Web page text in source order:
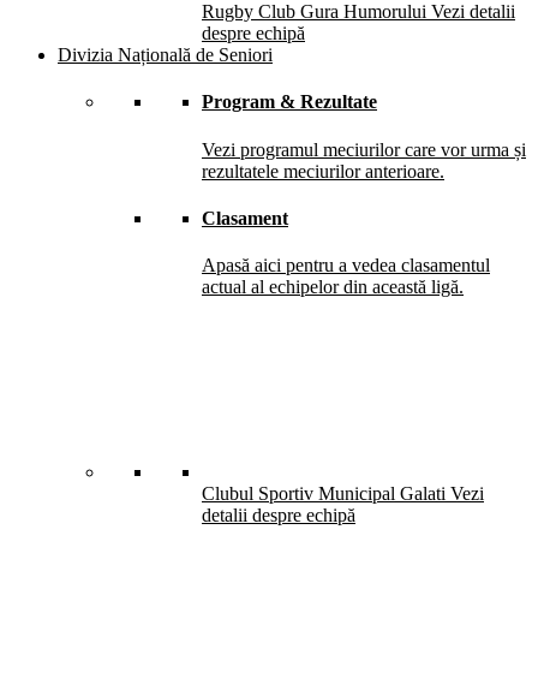
Rugby Club Gura Humorului Vezi detalii
despre echipă
Divizia Națională de Seniori
Program & Rezultate
Vezi programul meciurilor care vor urma și
rezultatele meciurilor anterioare.
Clasament
Apasă aici pentru a vedea clasamentul
actual al echipelor din această ligă.
Clubul Sportiv Municipal Galati Vezi
detalii despre echipă